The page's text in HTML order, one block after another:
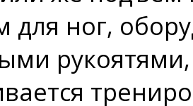
для ног,
рукоятями,